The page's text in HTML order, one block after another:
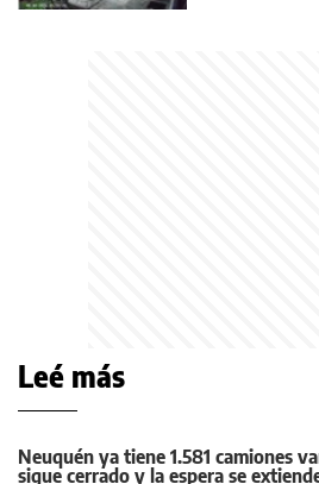
Leé más
Neuquén ya tiene 1.581 camiones
sigue cerrado y la espera se